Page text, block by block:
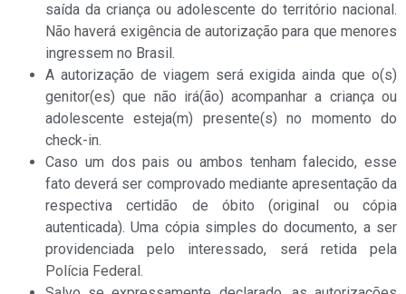
saída da criança ou adolescente do território nacional.
Não haverá exigência de autorização para que menores
ingressem no Brasil.
A autorização de viagem será exigida ainda que o(s)
genitor(es) que não irá(ão) acompanhar a criança ou
adolescente esteja(m) presente(s) no momento do
check-in.
Caso um dos pais ou ambos tenham falecido, esse
fato deverá ser comprovado mediante apresentação da
respectiva certidão de óbito (original ou cópia
autenticada). Uma cópia simples do documento, a ser
providenciada pelo interessado, será retida pela
Polícia Federal.